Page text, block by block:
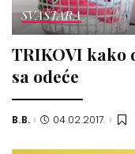
SVAŠTARA
TRIKOVI kako
sa odeće
Posted
B.B. 04.02.2017.